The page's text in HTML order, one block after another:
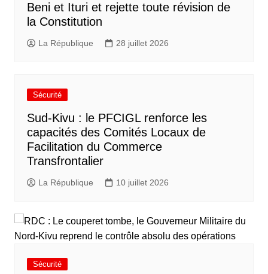
Beni et Ituri et rejette toute révision de
la Constitution
La République 28 juillet 2026
Sécurité
Sud-Kivu : le PFCIGL renforce les
capacités des Comités Locaux de
Facilitation du Commerce
Transfrontalier
La République 10 juillet 2026
Sécurité